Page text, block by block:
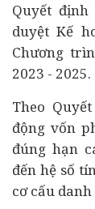
Quyết định
duyệt Kế
Chương
2023 - 2025.
Theo
động vốn
đúng hạn
đến hệ số
cơ cấu